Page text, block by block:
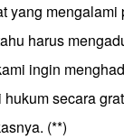
yang mengalami
harus
ingin
secara
(**)